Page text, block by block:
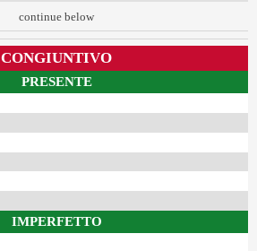
continue below
CONGIUNTIVO
PRESENTE
IMPERFETTO